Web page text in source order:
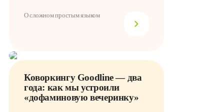
О сложном простым языком
Коворкингу Goodline — два
года: как мы устроили
«дофаминовую вечеринку»